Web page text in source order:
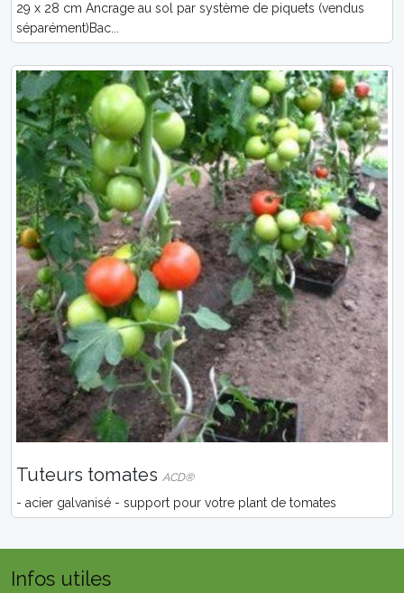
29 x 28 cm Ancrage au sol par système de piquets (vendus
séparément)Bac...
Tuteurs tomates ACD®
- acier galvanisé - support pour votre plant de tomates
Infos utiles